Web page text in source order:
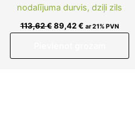
nodalījuma durvis, dziļi zils
113,62€ 89,42€ ar 21% PVN